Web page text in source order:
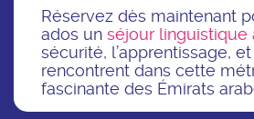
Réservez dès maintenant
ados un séjour linguistique
sécurité, l’apprentissage,
rencontrent dans cette
fascinante des Émirats